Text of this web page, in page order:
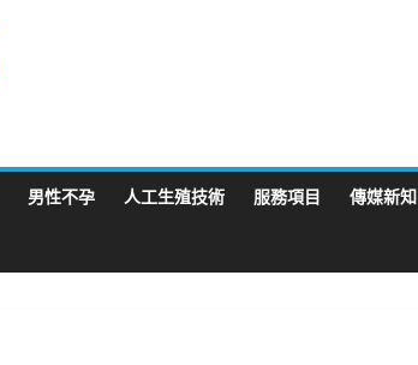
男性不孕 人工生殖技術 服務項目 傳媒新知